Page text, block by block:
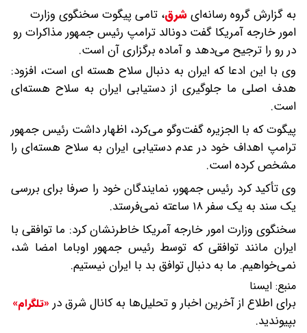
به گزارش گروه رسانه‌ایشرق، تامی پیگوت سخنگوی وزارت
امور خارجه آمریکا گفت دونالد ترامپ رئیس جمهور مذاکرات رو
در رو را ترجیح می‌دهد و آماده برگزاری آن است.
وی با این ادعا که ایران به دنبال سلاح هسته ای است، افزود:
هدف اصلی ما جلوگیری از دستیابی ایران به سلاح هسته‌ای
است.
پیگوت که با الجزیره گفت‌وگو می‌کرد، اظهار داشت رئیس جمهور
ترامپ اهداف خود در عدم دستیابی ایران به سلاح هسته‌ای را
مشخص کرده است.
وی تأکید کرد رئیس جمهور، نمایندگان خود را صرفا برای بررسی
یک سند به یک سفر ۱۸ ساعته نمی‌فرستد.
سخنگوی وزارت امور خارجه آمریکا خاطرنشان کرد: ما توافقی با
ایران مانند توافقی که توسط رئیس جمهور اوباما امضا شد،
نمی‌خواهیم. ما به دنبال توافق بد با ایران نیستیم.
منبع: ايسنا
برای اطلاع از آخرین اخبار و تحلیل‌ها به کانال شرق در «تلگرام»
بپیوندید.